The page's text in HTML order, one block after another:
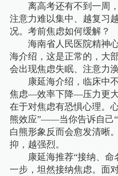
离高考还有不到一周
注意力难以集中、越复习
况。考前焦虑如何缓解？
海南省人民医院精神
海介绍，这是正常的，大
会出现焦虑失眠、注意力
康延海介绍，临床中
焦虑—效率下降—压力更
在于对焦虑有恐惧心理。
熊效应”——当你告诉自己
白熊形象反而会愈发清晰
抑，越强烈。
康延海推荐“接纳、
一步，坦然接纳焦虑。面